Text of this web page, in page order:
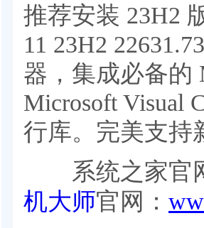
推荐安装 23H2
11 23H2
器，集成必备的
Microsoft Visual
行库。完美支持
系统之家官
机大师官网：